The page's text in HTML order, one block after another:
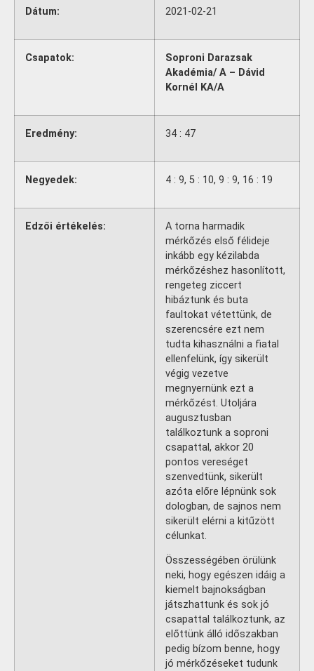
Dátum: 2021-02-21
Csapatok:
Soproni Darazsak
Akadémia/ A – Dávid
Kornél KA/A
Eredmény: 34 : 47
Negyedek: 4 : 9, 5 : 10, 9 : 9, 16 : 19
Edzői értékelés:
A torna harmadik
mérkőzés első félideje
inkább egy kézilabda
mérkőzéshez hasonlított,
rengeteg ziccert
hibáztunk és buta
faultokat vétettünk, de
szerencsére ezt nem
tudta kihasználni a fiatal
ellenfelünk, így sikerült
végig vezetve
megnyernünk ezt a
mérkőzést. Utoljára
augusztusban
találkoztunk a soproni
csapattal, akkor 20
pontos vereséget
szenvedtünk, sikerült
azóta előre lépnünk sok
dologban, de sajnos nem
sikerült elérni a kitűzött
célunkat.
Összességében örülünk
neki, hogy egészen idáig a
kiemelt bajnokságban
játszhattunk és sok jó
csapattal találkoztunk, az
előttünk álló időszakban
pedig bízom benne, hogy
jó mérkőzéseket tudunk